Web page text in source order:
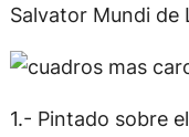
Salvator Mundi de
1.- Pintado sobre